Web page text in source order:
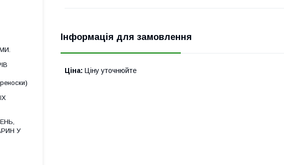
Інформація для замовлення
Ціна: Ціну уточнюйте
У